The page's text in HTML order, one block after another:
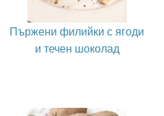
Пържени филийки с ягоди
и течен шоколад